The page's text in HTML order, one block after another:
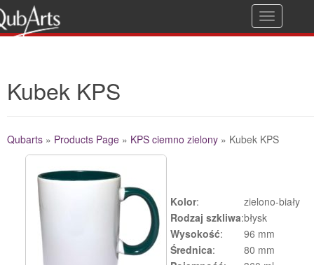
T
n
i
g
a
Kubek KPS
Qubarts » Products Page » KPS ciemno zielony » Kubek KPS
Kolor:
zielono-biały
Rodzaj szkliwa:błysk
Wysokość:
96 mm
Średnica:
80 mm